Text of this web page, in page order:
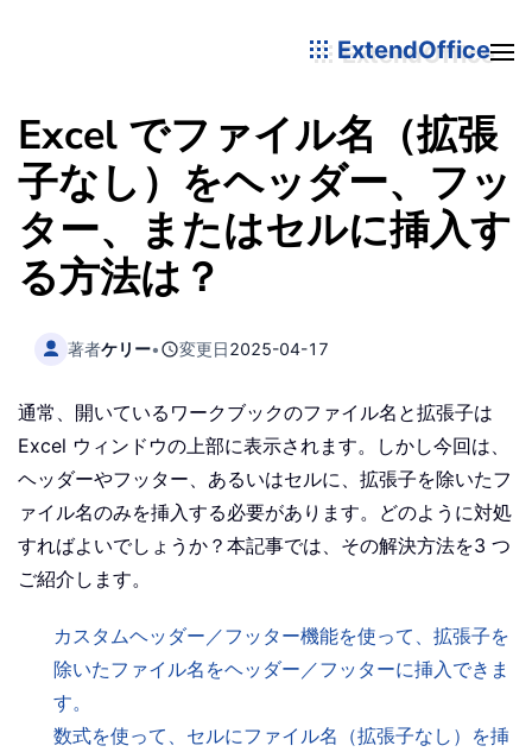
ExtendOffice
Excel でファイル名（拡張
子なし）をヘッダー、フッ
ター、またはセルに挿入す
る方法は？
著者ケリー• 変更日2025-04-17
通常、開いているワークブックのファイル名と拡張子は
Excel ウィンドウの上部に表示されます。しかし今回は、
ヘッダーやフッター、あるいはセルに、拡張子を除いたフ
ァイル名のみを挿入する必要があります。どのように対処
すればよいでしょうか？本記事では、その解決方法を3 つ
ご紹介します。
カスタムヘッダー／フッター機能を使って、拡張子を
除いたファイル名をヘッダー／フッターに挿入できま
す。
数式を使って、セルにファイル名（拡張子なし）を挿